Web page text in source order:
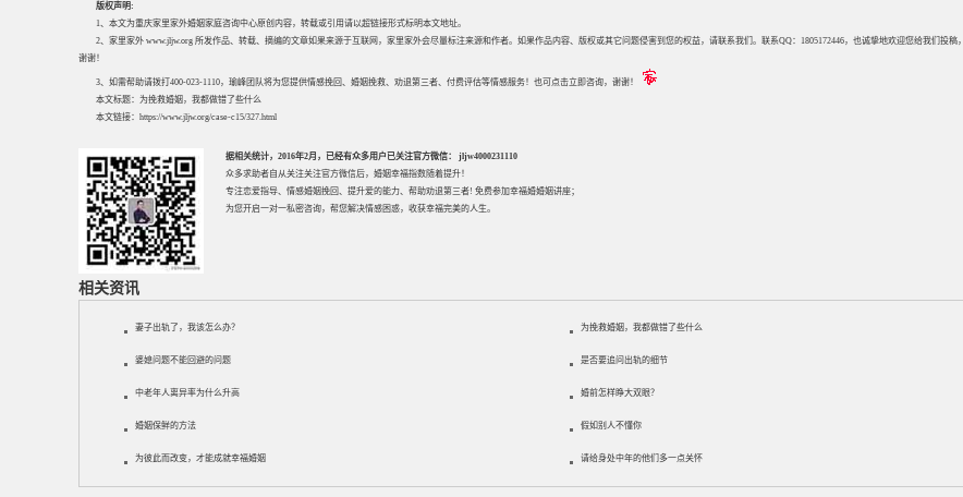
版权声明:
1、本文为重庆家里家外婚姻家庭咨询中心原创内容，转载或引用请以超链接形式标明本文地址。
2、家里家外 www.jljw.org 所发作品、转载、摘编的文章如果来源于互联网，家里家外会尽量标注来源和作者。如果作品内容、版权或其它问题侵害到您的权益，请联系我们。联系QQ：1805172446，也诚挚地欢迎您给我们投稿，
谢谢！
3、如需帮助请拨打400-023-1110，瑜峰团队将为您提供情感挽回、婚姻挽救、劝退第三者、付费评估等情感服务！也可点击立即咨询，谢谢！
本文标题： 为挽救婚姻，我都做错了些什么
本文链接： https://www.jljw.org/case-c15/327.html
据相关统计，2016年2月，已经有众多用户已关注官方微信： jljw4000231110
众多求助者自从关注关注官方微信后，婚姻幸福指数随着提升！
专注恋爱指导、 情感婚姻挽回 、提升爱的能力、帮助劝退第三者! 免费参加幸福婚婚姻讲座；
为您开启一对一私密咨询，帮您解决情感困惑，收获幸福完美的人生。
相关资讯
妻子出轨了，我该怎么办？ 为挽救婚姻，我都做错了些什么
婆媳问题不能回避的问题 是否要追问出轨的细节
中老年人离异率为什么升高 婚前怎样睁大双眼？
婚姻保鲜的方法 假如别人不懂你
为彼此而改变，才能成就幸福婚姻 请给身处中年的他们多一点关怀